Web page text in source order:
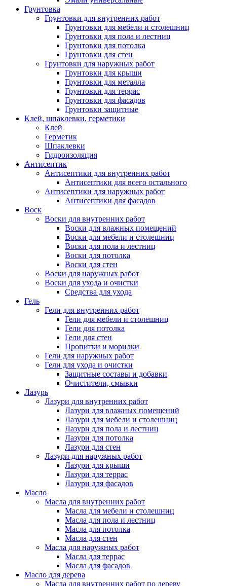
Грунтовка
Грунтовки для внутренних работ
Грунтовки для мебели и столешниц
Грунтовки для пола и лестниц
Грунтовки для потолка
Грунтовки для стен
Грунтовки для наружных работ
Грунтовки для крыши
Грунтовки для металла
Грунтовки для террас
Грунтовки для фасадов
Грунтовки защитные
Клей, шпаклевки, герметики
Клей
Герметик
Шпаклевки
Гидроизоляция
Антисептик
Антисептики для внутренних работ
Антисептики для всего остального
Антисептики для наружных работ
Антисептики для фасадов
Воск
Воски для внутренних работ
Воски для влажных помещений
Воски для мебели и столешниц
Воски для пола и лестниц
Воски для потолка
Воски для стен
Воски для наружных работ
Воски для ухода и очистки
Средства для ухода
Гель
Гели для внутренних работ
Гели для мебели и столешниц
Гели для потолка
Гели для стен
Пропитки и морилки
Гели для наружных работ
Гели для ухода и очистки
Защитные составы и добавки
Очистители, смывки
Лазурь
Лазури для внутренних работ
Лазури для влажных помещений
Лазури для мебели и столешниц
Лазури для пола и лестниц
Лазури для потолка
Лазури для стен
Лазури для наружных работ
Лазури для крыши
Лазури для террас
Лазури для фасадов
Масло
Масла для внутренних работ
Масла для мебели и столешниц
Масла для пола и лестниц
Масла для потолка
Масла для стен
Масла для наружных работ
Масла для террас
Масла для фасадов
Масло для дерева
Масла для внутренних работ по дереву